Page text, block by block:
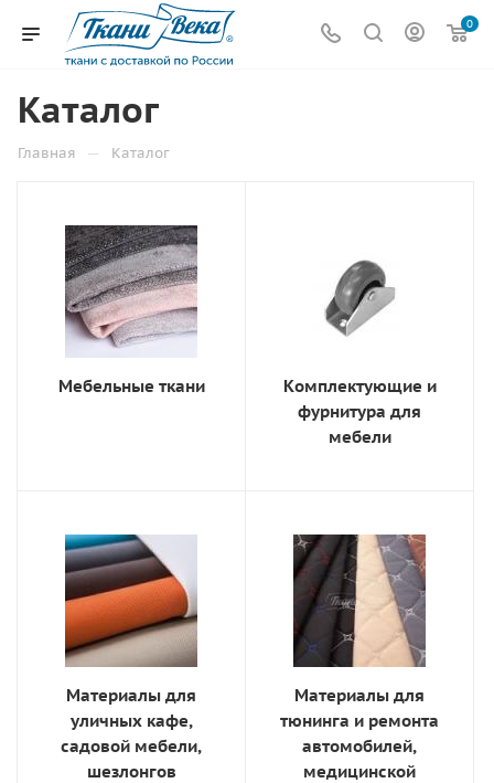
0
Каталог
Главная — Каталог
Мебельные ткани
Комплектующие и
фурнитура для
мебели
Материалы для
уличных кафе,
садовой мебели,
шезлонгов
Материалы для
тюнинга и ремонта
автомобилей,
медицинской